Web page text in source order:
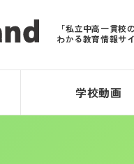
「私立中高一貫校
わかる教育情報サ
学校動画